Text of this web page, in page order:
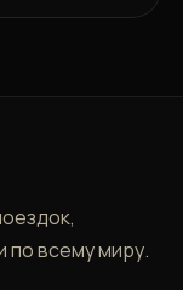
по всему миру.